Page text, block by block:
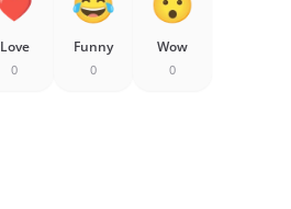
Love
0
Funny
0
Wow
0